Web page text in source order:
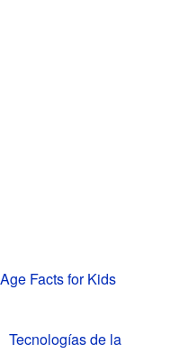
Facts for Kids
Tecnologías de la